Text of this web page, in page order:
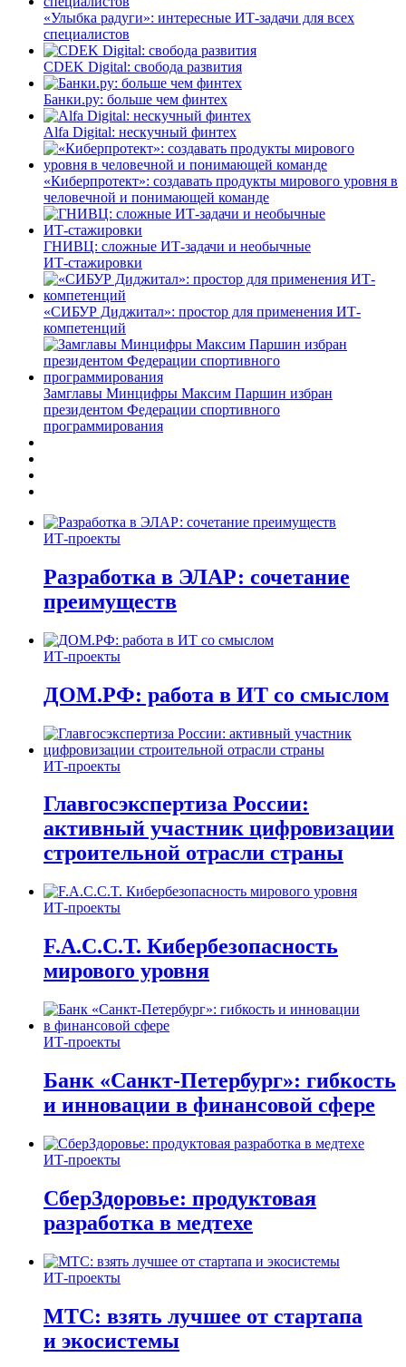
«Улыбка радуги»: интересные ИТ-задачи для всех
специалистов
CDEK Digital: свобода развития
Банки.ру: больше чем финтех
Alfa Digital: нескучный финтех
«Киберпротект»: создавать продукты мирового уровня в
человечной и понимающей команде
ГНИВЦ: сложные ИТ‑задачи и необычные
ИТ‑стажировки
«СИБУР Диджитал»: простор для применения ИТ-
компетенций
Замглавы Минцифры Максим Паршин избран
президентом Федерации спортивного
программирования
ИТ-проекты
Разработка в ЭЛАР: сочетание
преимуществ
ИТ-проекты
ДОМ.РФ: работа в ИТ со смыслом
ИТ-проекты
Главгосэкспертиза России:
активный участник цифровизации
строительной отрасли страны
ИТ-проекты
F.A.C.C.T. Кибербезопасность
мирового уровня
ИТ-проекты
Банк «Санкт-Петербург»: гибкость
и инновации в финансовой сфере
ИТ-проекты
СберЗдоровье: продуктовая
разработка в медтехе
ИТ-проекты
МТС: взять лучшее от стартапа
и экосистемы